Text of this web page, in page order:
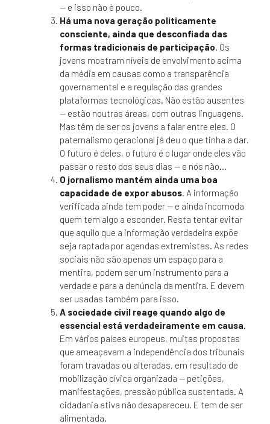
— e isso não é pouco.
Há uma nova geração politicamente
consciente, ainda que desconfiada das
formas tradicionais de participação. Os
jovens mostram níveis de envolvimento acima
da média em causas como a transparência
governamental e a regulação das grandes
plataformas tecnológicas. Não estão ausentes
— estão noutras áreas, com outras linguagens.
Mas têm de ser os jovens a falar entre eles. O
paternalismo geracional já deu o que tinha a dar.
O futuro é deles, o futuro é o lugar onde eles vão
passar o resto dos seus dias — e nós não…
O jornalismo mantém ainda uma boa
capacidade de expor abusos. A informação
verificada ainda tem poder — e ainda incomoda
quem tem algo a esconder. Resta tentar evitar
que aquilo que a informação verdadeira expõe
seja raptada por agendas extremistas. As redes
sociais não são apenas um espaço para a
mentira, podem ser um instrumento para a
verdade e para a denúncia da mentira. E devem
ser usadas também para isso.
A sociedade civil reage quando algo de
essencial está verdadeiramente em causa.
Em vários países europeus, muitas propostas
que ameaçavam a independência dos tribunais
foram travadas ou alteradas, em resultado de
mobilização cívica organizada — petições,
manifestações, pressão pública sustentada. A
cidadania ativa não desapareceu. E tem de ser
alimentada.